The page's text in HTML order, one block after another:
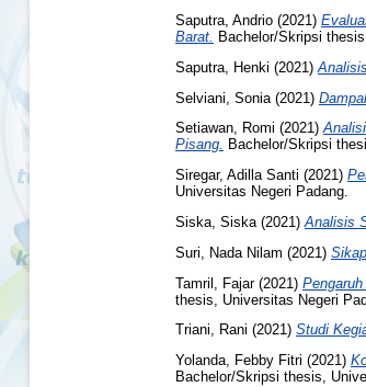
Saputra, Andrio (2021)
Barat.
Bachelor/Skripsi
Saputra, Henki (2021)
Selviani, Sonia (2021)
Setiawan, Romi (2021)
Pisang. Bachelor/Skripsi
Siregar, Adilla Santi (2021)
Universitas Negeri Padang.
Siska, Siska (2021) Analisis
Suri, Nada Nilam (2021)
Tamril, Fajar(2021)
thesis, Universitas Negeri
Triani, Rani (2021) Studi
Yolanda, Febby Fitri (2021)
Bachelor/Skripsi thesis,